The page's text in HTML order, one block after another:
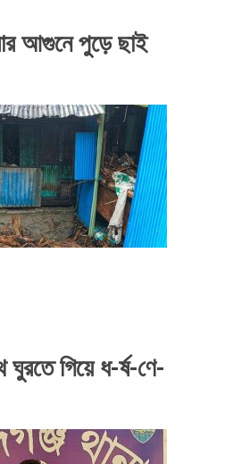
আগুনে পুড়ে ছাই
ঘুরতে গিয়ে ধ-র্ষ-ণে-